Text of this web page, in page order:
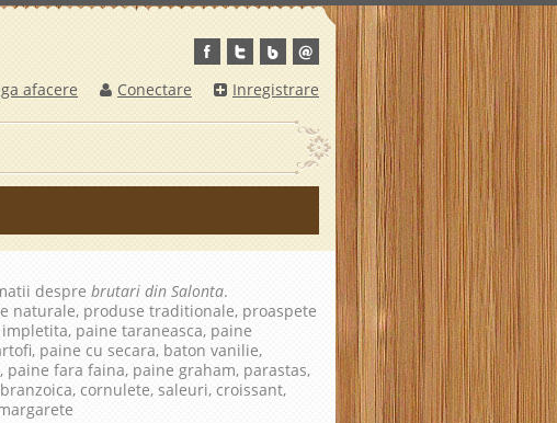
afacere Conectare Inregistrare
despre brutari din Salonta.
naturale, produse traditionale, proaspete
paine taraneasca, paine
paine cu secara, baton vanilie,
fara faina, paine graham, parastas,
cornulete, saleuri, croissant,